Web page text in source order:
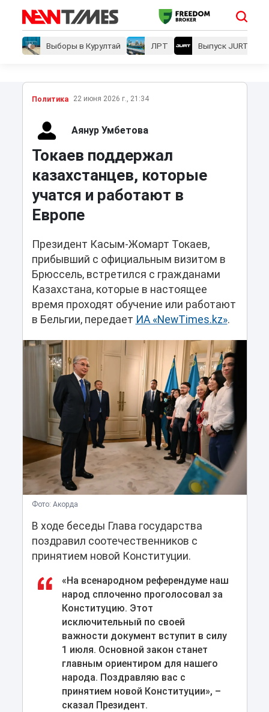
Выборы в Курултай ЛРТ Выпуск JURT
Политика 22 июня 2026 г., 21:34
Аянур Умбетова
Токаев поддержал
казахстанцев, которые
учатся и работают в
Европе
Президент Касым-Жомарт Токаев,
прибывший с официальным визитом в
Брюссель, встретился с гражданами
Казахстана, которые в настоящее
время проходят обучение или работают
в Бельгии, передает ИА «NewTimes.kz».
Фото: Акорда
В ходе беседы Глава государства
поздравил соотечественников с
принятием новой Конституции.
«На всенародном референдуме наш
народ сплоченно проголосовал за
Конституцию. Этот
исключительный по своей
важности документ вступит в силу
1 июля. Основной закон станет
главным ориентиром для нашего
народа. Поздравляю вас с
принятием новой Конституции», –
сказал Президент.